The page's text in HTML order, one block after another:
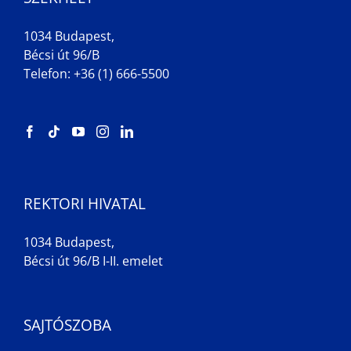
1034 Budapest,
Bécsi út 96/B
Telefon: +36 (1) 666-5500
REKTORI HIVATAL
1034 Budapest,
Bécsi út 96/B I-II. emelet
SAJTÓSZOBA